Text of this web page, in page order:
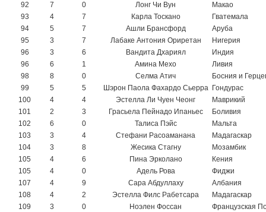
92
7 0 Лонг Чи Вун
Макао
93
4 7 Карла Тоскано
Гватемала
94
5 7 Ашли Брансфорд
Аруба
95
3 7 Лабаке Антония Ориретан
Нигерия
96
3 6 Вандита Дхариял
Индия
96
6 1 Амина Мехо
Ливия
98
8 0 Селма Атич
Босния и
99
5 5 Шэрон Паола Фахардо Сьерра
Гондурас
100
4 4 Эстелла Ли Чуен Чеонг
Маврикий
101
2 3 Грасьела Пейнадо Ипаньес
Боливия
102
6 0 Талиса Пэйс
Мальта
103
3 4 Стефани Расоаманана
Мадагаскар
104
3 8 Жесика Стагну
Мозамбик
105
4 6 Пина Эрколано
Кения
105
4 0 Адель Рова
Фиджи
107
4 9 Сара Абдуллаху
Албания
108
4 2 Эстелла Филс Рабетсара
Мадагаскар
109
3 0 Ноэлен Фоссан
Французская